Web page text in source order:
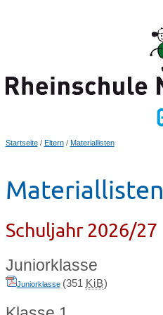
Startseite/ Eltern/ Materiallisten
Materiallisten
Schuljahr 2026/27
Juniorklasse
Juniorklasse (351 KiB)